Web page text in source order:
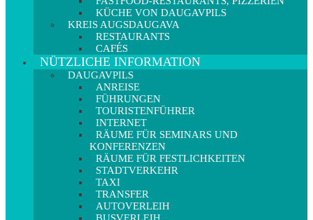
KÜCHE VON DAUGAVPILS
KREIS AUGSDAUGAVA
RESTAURANTS
CAFÉS
NÜTZLICHE INFORMATION
DAUGAVPILS
ANREISE
FÜHRUNGEN
TOURISTENFÜHRER
INTERNET
RÄUME FÜR SEMINARS UND
KONFERENZEN
RÄUME FÜR FESTLICHKEITEN
STADTVERKEHR
TAXI
TRANSFER
AUTOVERLEIH